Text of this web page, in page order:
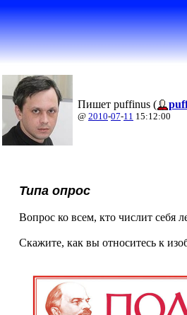
Пишет puffinus (
@ 2010-07-11 15:12:00
Типа опрос
Вопрос ко всем, кто числит
Скажите, как вы относитесь к